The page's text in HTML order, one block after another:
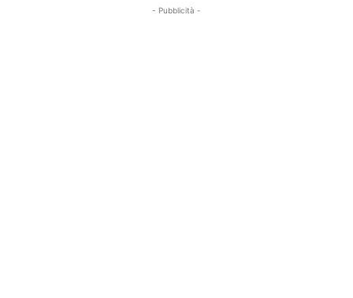
- Pubblicità -